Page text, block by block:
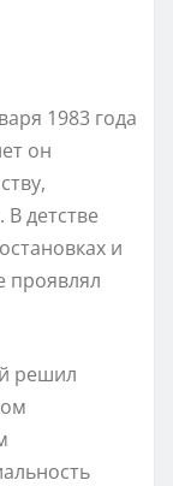
1983 года
он
В детстве
и
проявлял
решил